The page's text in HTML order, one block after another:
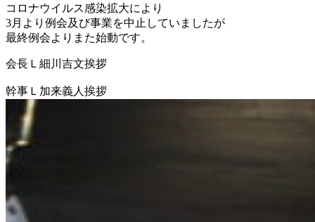
4
回
最
例
は
コロナウイルス感染拡大により
3月より例会及び事業を中止していましたが
最終例会よりまた始動です。
会長Ｌ細川吉文挨拶
幹事Ｌ加来義人挨拶